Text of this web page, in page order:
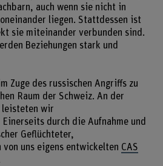
auch wenn sie nicht in
liegen. Stattdessen ist
sie miteinander verbunden sind.
Beziehungen stark und
Zuge des russischen Angriffs zu
Raum der Schweiz. An der
leisteten wir
durch die Aufnahme und
Geflüchteter,
uns eigens entwickelten CAS